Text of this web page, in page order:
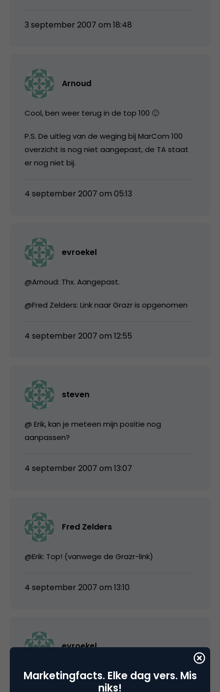
3 september 2007 om 18:48
Arnoud
Cool, ben weer terug in de top 100 🙂
P.S. De uitleg van de weging bij MarCom 100
overzicht is nog niet aangepast, de TA staat
er nog niet bij.
4 september 2007 om 05:13
evroekel
@Arnoud: Thx. Aangepast.
@Fred Zelders: Link naar Grazr is opgenomen
4 september 2007 om 12:55
steven
@ Erik, kan je meteen mijn positie nog
aanpassen?
4 september 2007 om 13:07
Fred Zelders
@Erik: Top! (vanwege de Grazr-link)
4 september 2007 om 13:10
evroekel
@Steven: dat gaat niet lukken. Geheel is
(gelukkig!) een geautomatiseerd proces
Marketingfacts. Elke dag vers. Mis
niks!